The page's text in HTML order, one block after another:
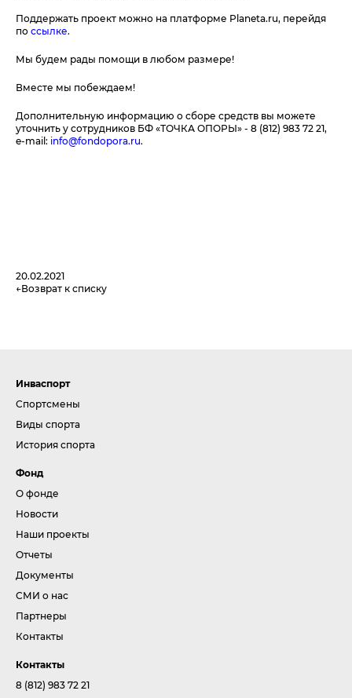
Поддержать проект можно на платформе Planeta.ru, перейдя
поссылке.
Мы будем рады помощи в любом размере!
Вместе мы побеждаем!
Дополнительную информацию о сборе средств вы можете
уточнить у сотрудников БФ «ТОЧКА ОПОРЫ» - 8 (812) 983 72 21,
e-mail: info@fondopora.ru.
20.02.2021
Возврат к списку
Инваспорт
Спортсмены
Виды спорта
История спорта
Фонд
О фонде
Новости
Наши проекты
Отчеты
Документы
СМИ о нас
Партнеры
Контакты
Контакты
8 (812) 983 72 21